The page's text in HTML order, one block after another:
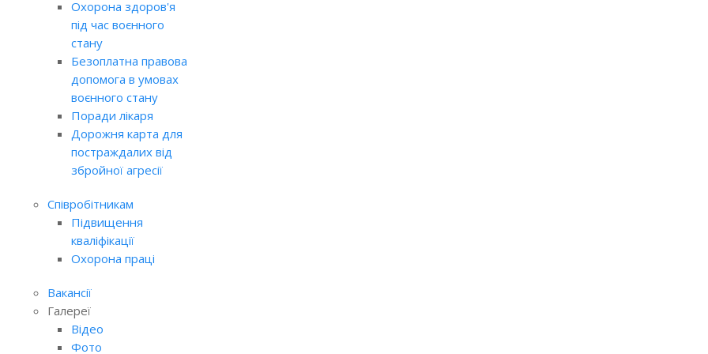
Охорона здоров'я
під час воєнного
стану
Безоплатна правова
допомога в умовах
воєнного стану
Поради лікаря
Дорожня карта для
постраждалих від
збройної агресії
Співробітникам
Підвищення
кваліфікації
Охорона праці
Вакансії
Галереї
Відео
Фото